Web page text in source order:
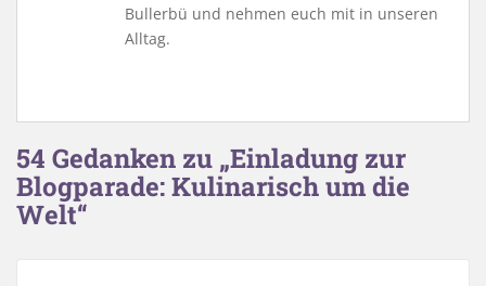
Bullerbü und nehmen euch mit in unseren
Alltag.
54 Gedanken zu „Einladung zur
Blogparade: Kulinarisch um die
Welt“